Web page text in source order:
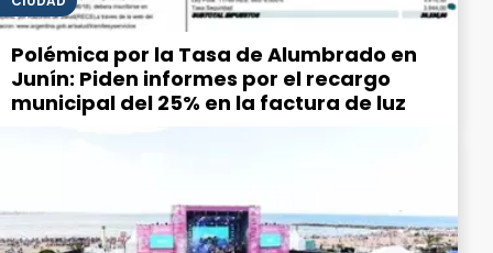
Polémica por la Tasa de Alumbrado en
Junín: Piden informes por el recargo
municipal del 25% en la factura de luz